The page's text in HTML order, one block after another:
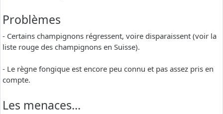
Problèmes
- Certains champignons régressent, voire disparaissent (voir la
liste rouge des champignons en Suisse).
- Le règne fongique est encore peu connu et pas assez pris en
compte.
Les menaces…